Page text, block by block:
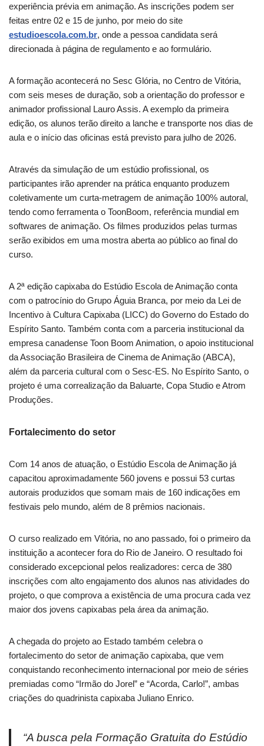
experiência prévia em animação. As inscrições podem ser
feitas entre 02 e 15 de junho, por meio do site
estudioescola.com.br, onde a pessoa candidata será
direcionada à página de regulamento e ao formulário.
A formação acontecerá no Sesc Glória, no Centro de Vitória,
com seis meses de duração, sob a orientação do professor e
animador profissional Lauro Assis. A exemplo da primeira
edição, os alunos terão direito a lanche e transporte nos dias de
aula e o início das oficinas está previsto para julho de 2026.
Através da simulação de um estúdio profissional, os
participantes irão aprender na prática enquanto produzem
coletivamente um curta-metragem de animação 100% autoral,
tendo como ferramenta o ToonBoom, referência mundial em
softwares de animação. Os filmes produzidos pelas turmas
serão exibidos em uma mostra aberta ao público ao final do
curso.
A 2ª edição capixaba do Estúdio Escola de Animação conta
com o patrocínio do Grupo Águia Branca, por meio da Lei de
Incentivo à Cultura Capixaba (LICC) do Governo do Estado do
Espírito Santo. Também conta com a parceria institucional da
empresa canadense Toon Boom Animation, o apoio institucional
da Associação Brasileira de Cinema de Animação (ABCA),
além da parceria cultural com o Sesc-ES. No Espírito Santo, o
projeto é uma correalização da Baluarte, Copa Studio e Atrom
Produções.
Fortalecimento do setor
Com 14 anos de atuação, o Estúdio Escola de Animação já
capacitou aproximadamente 560 jovens e possui 53 curtas
autorais produzidos que somam mais de 160 indicações em
festivais pelo mundo, além de 8 prêmios nacionais.
O curso realizado em Vitória, no ano passado, foi o primeiro da
instituição a acontecer fora do Rio de Janeiro. O resultado foi
considerado excepcional pelos realizadores: cerca de 380
inscrições com alto engajamento dos alunos nas atividades do
projeto, o que comprova a existência de uma procura cada vez
maior dos jovens capixabas pela área da animação.
A chegada do projeto ao Estado também celebra o
fortalecimento do setor de animação capixaba, que vem
conquistando reconhecimento internacional por meio de séries
premiadas como “Irmão do Jorel” e “Acorda, Carlo!”, ambas
criações do quadrinista capixaba Juliano Enrico.
“A busca pela Formação Gratuita do Estúdio